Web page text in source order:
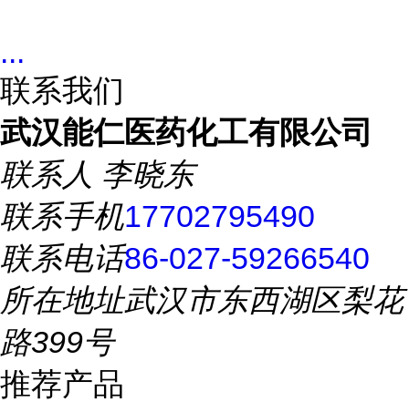
...
联系我们
武汉能仁医药化工有限公司
联系人 李晓东
联系手机17702795490
联系电话86-027-59266540
所在地址武汉市东西湖区梨花
路399号
推荐产品